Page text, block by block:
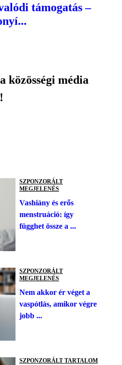
támogatás –
közösségi média
SZPONZORÁLT
MEGJELENÉS
Vashiány és erős
menstruáció: így
függhet össze a ...
SZPONZORÁLT
MEGJELENÉS
Nem akkor ér véget a
vaspótlás, amikor végre
jobb ...
SZPONZORÁLT TARTALOM